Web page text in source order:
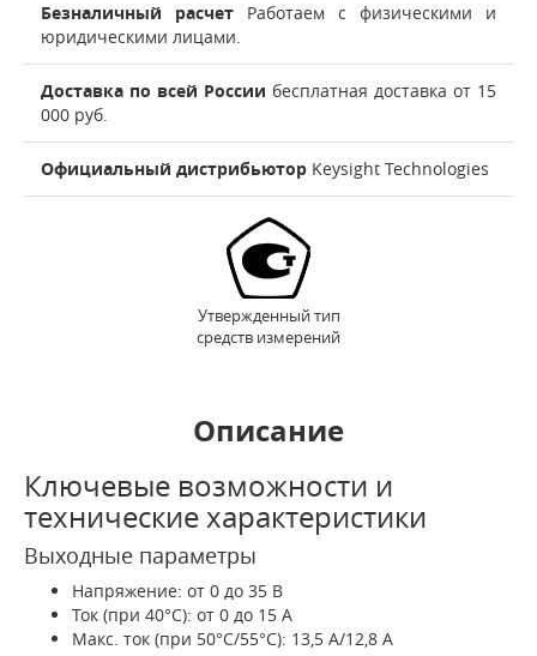
Безналичный расчет Работаем с физическими и
юридическими лицами.
Доставка по всей России бесплатная доставка от 15
000 руб.
Официальный дистрибьютор Keysight Technologies
Утвержденный тип
средств измерений
Описание
Ключевые возможности и
технические характеристики
Выходные параметры
Напряжение: от 0 до 35 В
Ток (при 40°C): от 0 до 15 А
Макс. ток (при 50°C/55°C): 13,5 А/12,8 А